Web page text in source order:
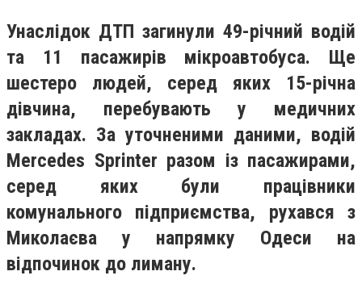
Унаслідок ДТП загинули 49-річний водій
та 11 пасажирів мікроавтобуса. Ще
шестеро людей, серед яких 15-річна
дівчина, перебувають у медичних
закладах. За уточненими даними, водій
Mercedes Sprinter разом із пасажирами,
серед яких були працівники
комунального підприємства, рухався з
Миколаєва у напрямку Одеси на
відпочинок до лиману.